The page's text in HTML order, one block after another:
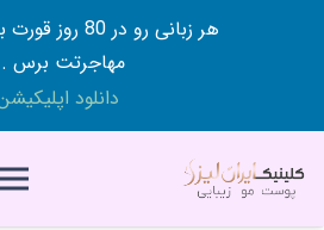
هر زبانی رو در
مهاجرتت برس
دانلود